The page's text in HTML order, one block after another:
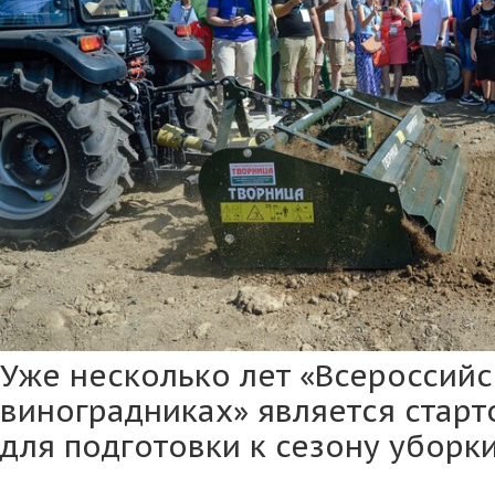
Уже несколько лет
виноградниках» является
для подготовки к сезону